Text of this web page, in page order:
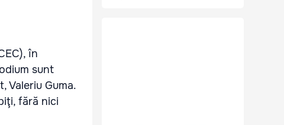
în
sunt
Valeriu Guma.
fără nici